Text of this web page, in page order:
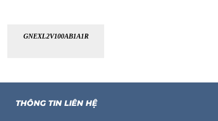
GNEXL2V100AB1A1R
THÔNG TIN LIÊN HỆ